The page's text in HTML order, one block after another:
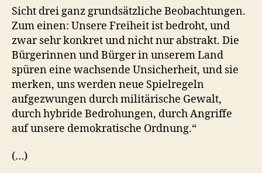
Sicht drei ganz grundsätzliche Beobachtungen.
Zum einen: Unsere Freiheit ist bedroht, und
zwar sehr konkret und nicht nur abstrakt. Die
Bürgerinnen und Bürger in unserem Land
spüren eine wachsende Unsicherheit, und sie
merken, uns werden neue Spielregeln
aufgezwungen durch militärische Gewalt,
durch hybride Bedrohungen, durch Angriffe
auf unsere demokratische Ordnung.“
(…)